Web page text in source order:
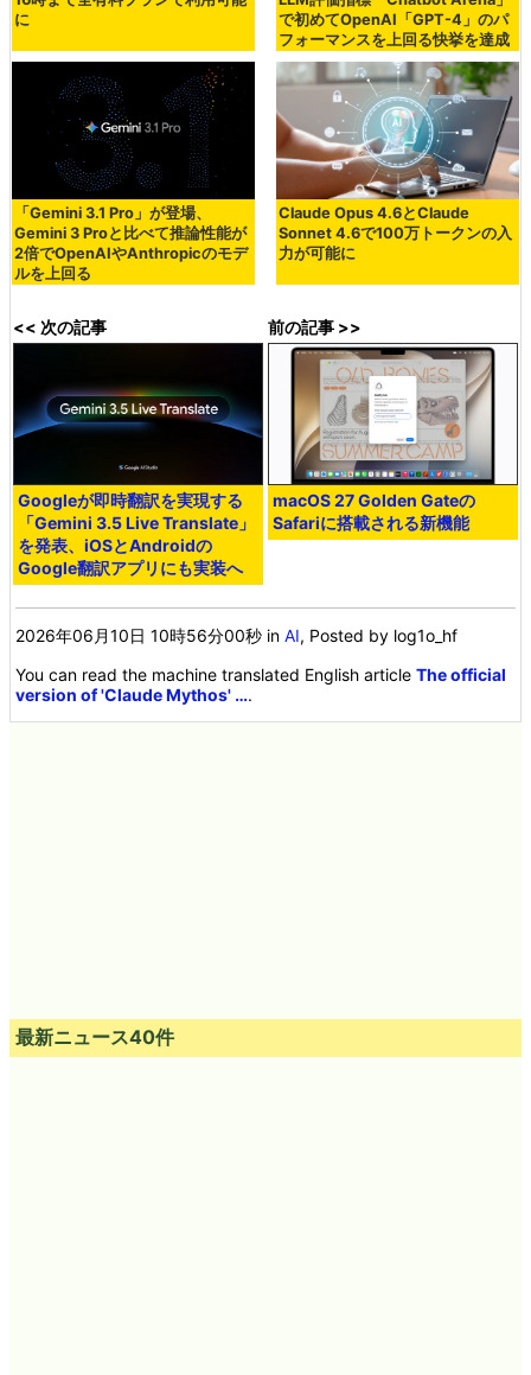
に
で初めてOpenAI「GPT-4」のパ
フォーマンスを上回る快挙を達成
「Gemini 3.1 Pro」が登場、
Gemini 3 Proと比べて推論性能が
2倍でOpenAIやAnthropicのモデ
ルを上回る
Claude Opus 4.6とClaude
Sonnet 4.6で100万トークンの入
力が可能に
<< 次の記事
Googleが即時翻訳を実現する
「Gemini 3.5 Live Translate」
を発表、iOSとAndroidの
Google翻訳アプリにも実装へ
前の記事 >>
macOS 27 Golden Gateの
Safariに搭載される新機能
2026年06月10日 10時56分00秒 inAI, Posted by log1o_hf
You can read the machine translated English articleThe official
version of 'Claude Mythos' ….
最新ニュース40件